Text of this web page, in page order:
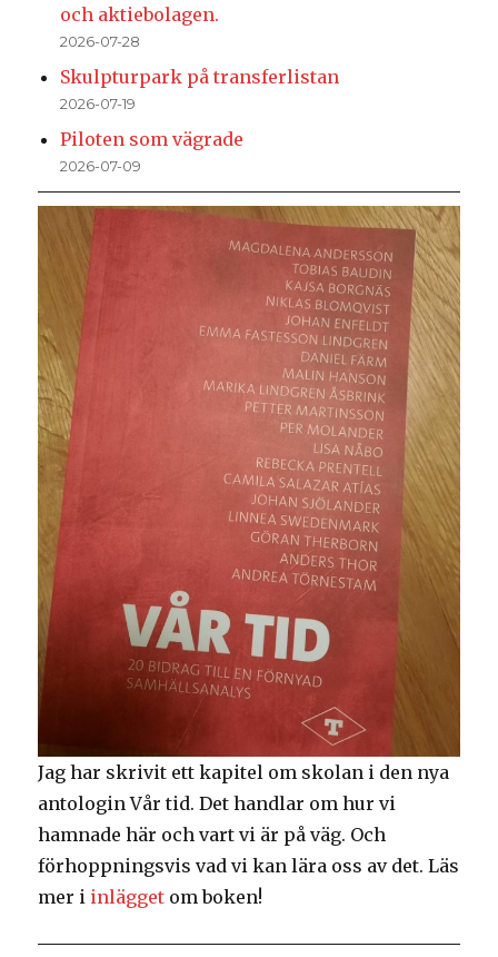
och aktiebolagen.
2026-07-28
Skulpturpark på transferlistan
2026-07-19
Piloten som vägrade
2026-07-09
Jag har skrivit ett kapitel om skolan i den nya
antologin Vår tid. Det handlar om hur vi
hamnade här och vart vi är på väg. Och
förhoppningsvis vad vi kan lära oss av det. Läs
mer i inlägget om boken!